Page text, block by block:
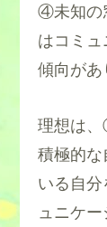
④未知の
はコミ
傾向があ
理想は、
積極的な
いる自分
ュニケ